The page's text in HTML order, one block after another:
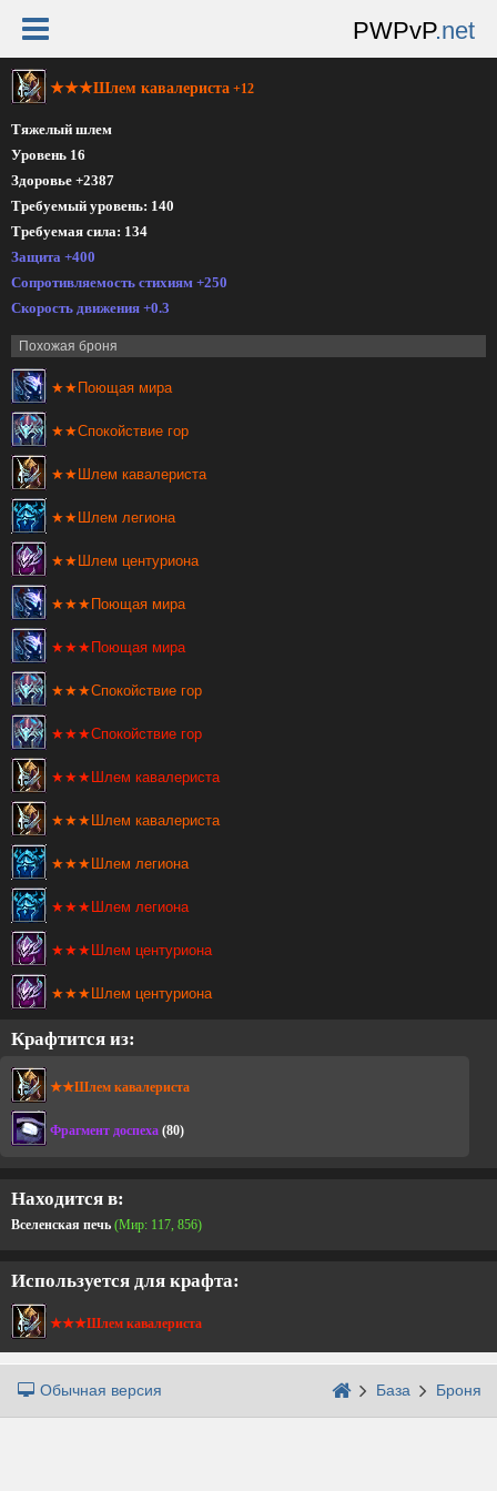
PWPvP.net
★★★Шлем кавалериста +12
Тяжелый шлем
Уровень 16
Здоровье +2387
Требуемый уровень: 140
Требуемая сила: 134
Защита +400
Сопротивляемость стихиям +250
Скорость движения +0.3
Похожая броня
★★Поющая мира
★★Спокойствие гор
★★Шлем кавалериста
★★Шлем легиона
★★Шлем центуриона
★★★Поющая мира
★★★Поющая мира
★★★Спокойствие гор
★★★Спокойствие гор
★★★Шлем кавалериста
★★★Шлем кавалериста
★★★Шлем легиона
★★★Шлем легиона
★★★Шлем центуриона
★★★Шлем центуриона
Крафтится из:
★★Шлем кавалериста
Фрагмент доспеха (80)
Находится в:
Вселенская печь (Мир: 117, 856)
Используется для крафта:
★★★Шлем кавалериста
Обычная версия База Броня